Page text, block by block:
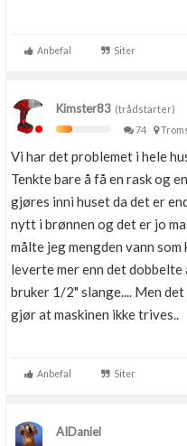
Anbefal Siter
Kimster83 (trådstarter)
74
Vi har det problemet i hele
Tenkte bare å få en rask og
gjøres inni huset da det er
nytt i brønnen og det er jo
målte jeg mengden vann
leverte mer enn det
bruker 1/2" slange.... Men
gjør at maskinen ikke trives..
Anbefal Siter
AIDaniel